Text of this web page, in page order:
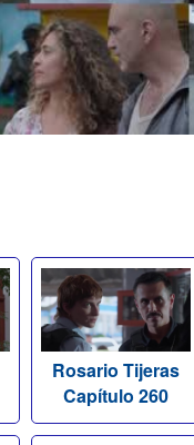
Rosario Tijeras
Capítulo 260